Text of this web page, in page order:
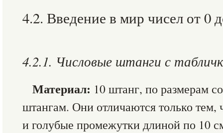
4.2. Введение в мир чисел от 0
4.2.1. Числовые штанги с
Материал: 10 штанг, по размерам
штангам. Они отличаются только тем,
и голубые промежутки длиной по 10